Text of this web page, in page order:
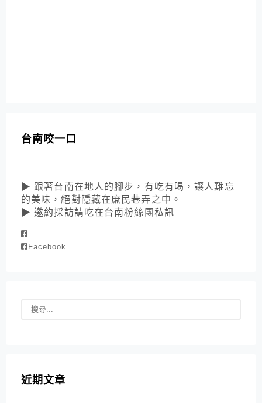
台南咬一口
▶ 跟著台南在地人的腳步，有吃有喝，讓人難忘
的美味，絕對隱藏在庶民巷弄之中。
▶ 邀約採訪請吃在台南粉絲團私訊
Facebook
近期文章